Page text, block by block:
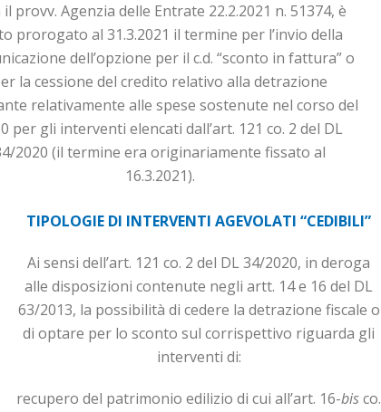
il provv. Agenzia delle Entrate 22.2.2021 n. 51374, è
prorogato al 31.3.2021 il termine per l’invio della
dell’opzione per il c.d. “sconto in fattura” o
la cessione del credito relativo alla detrazione
relativamente alle spese so­­stenute nel corso del
per gli interventi elencati dall’art. 121 co. 2 del DL
2020 (il termine era originariamente fissato al
16.3.2021).
TIPOLOGIE DI INTERVENTI AGEVOLATI “CEDIBILI”
Ai sensi dell’art. 121 co. 2 del DL 34/2020, in deroga
alle disposizioni contenute negli artt. 14 e 16 del DL
63/2013, la possibilità di cedere la detrazione fiscale o
di optare per lo sconto sul corrispettivo riguarda gli
in­terventi di:
recupero del patrimonio edilizio di cui all’art. 16-bisco.